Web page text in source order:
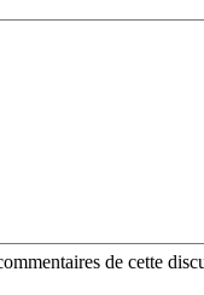
de cette